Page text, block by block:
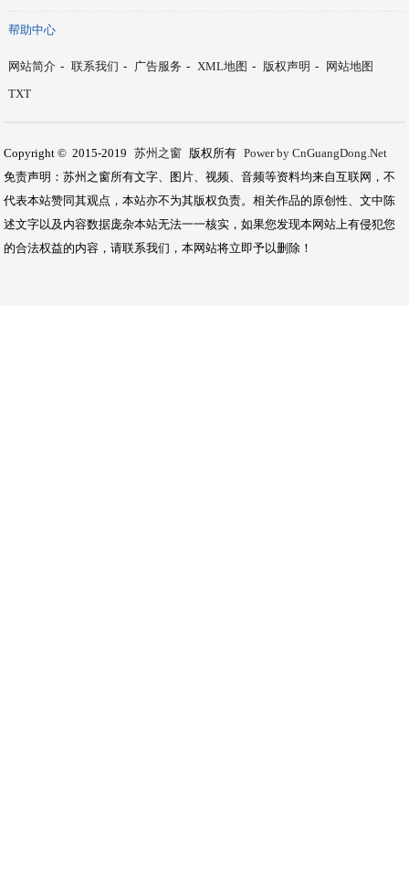
帮助中心
网站简介 - 联系我们 - 广告服务 - XML地图 - 版权声明 -
网站地图
TXT
Copyright © 2015-2019 苏州之窗 版权所有 Power by CnGuangDong.Net
免责声明：苏州之窗所有文字、图片、视频、音频等资料均来自互联网，不
代表本站赞同其观点，本站亦不为其版权负责。相关作品的原创性、文中陈
述文字以及内容数据庞杂本站无法一一核实，如果您发现本网站上有侵犯您
的合法权益的内容，请联系我们，本网站将立即予以删除！